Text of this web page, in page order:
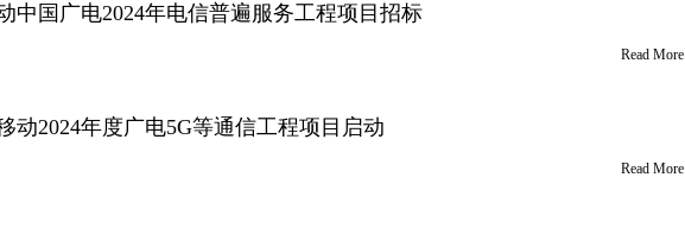
中国广电2024年电信普遍服务工程项目招标
Read More
动2024年度广电5G等通信工程项目启动
Read More